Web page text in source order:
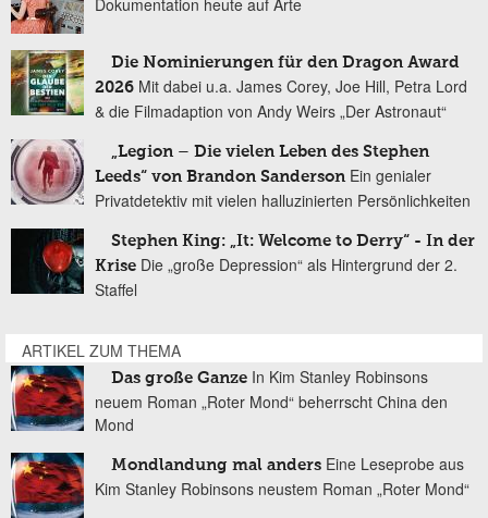
Dokumentation heute auf Arte
Die Nominierungen für den Dragon Award
2026 Mit dabei u.a. James Corey, Joe Hill, Petra Lord
& die Filmadaption von Andy Weirs „Der Astronaut“
„Legion – Die vielen Leben des Stephen
Leeds“ von Brandon Sanderson Ein genialer
Privatdetektiv mit vielen halluzinierten Persönlichkeiten
Stephen King: „It: Welcome to Derry“ - In der
Krise Die „große Depression“ als Hintergrund der 2.
Staffel
ARTIKEL ZUM THEMA
Das große Ganze In Kim Stanley Robinsons
neuem Roman „Roter Mond“ beherrscht China den
Mond
Mondlandung mal anders Eine Leseprobe aus
Kim Stanley Robinsons neustem Roman „Roter Mond“